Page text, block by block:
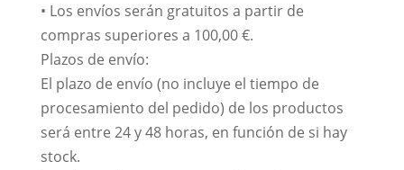
• Los envíos serán gratuitos a partir de
compras superiores a 100,00 €.
Plazos de envío:
El plazo de envío (no incluye el tiempo de
procesamiento del pedido) de los productos
será entre 24 y 48 horas, en función de si hay
stock.